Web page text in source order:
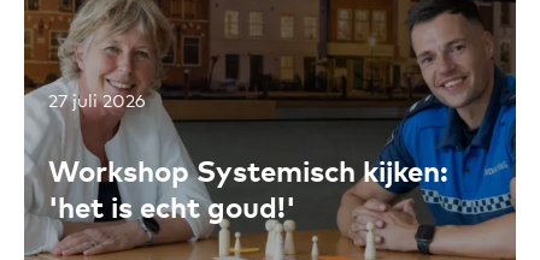
Toevoegen aan favorieten
27 juli 2026
Workshop Systemisch kijken:
'het is echt goud!'